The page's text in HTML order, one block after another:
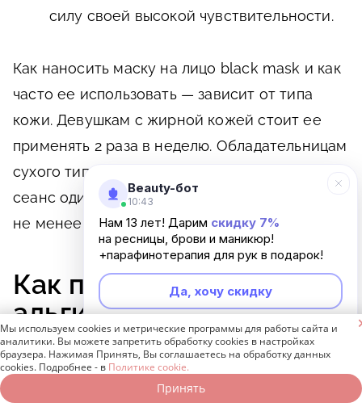
силу своей высокой чувствительности.
Как наносить маску на лицо black mask и как
часто ее использовать — зависит от типа
кожи. Девушкам с жирной кожей стоит ее
применять 2 раза в неделю. Обладательницам
сухого типа кожи достаточно проводить
сеанс один раз в 7 дней. Курс должен длиться
не менее 3–4 недель.
Как правильно наносить
альгинатную маску на
лицо: пошаговая
инструкция
Beauty-бот
10:43
Нам 13 лет! Дарим скидку 7%
на ресницы, брови и маникюр!
+парафинотерапия для рук в подарок!
Да, хочу скидку
Неинтересно
Мы используем cookies и метрические программы для работы сайта и
аналитики. Вы можете запретить обработку cookies в настройках
браузера. Нажимая Принять, Вы соглашаетесь на обработку данных
cookies. Подробнее - в Политике cookie.
Принять